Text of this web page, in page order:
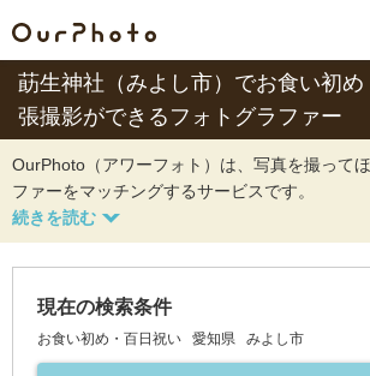
莇生神社（みよし市）でお食い初め
張撮影ができるフォトグラファー
OurPhoto（アワーフォト）は、写真を撮って
ファーをマッチングするサービスです。
現在の検索条件
お食い初め・百日祝い 愛知県 みよし市